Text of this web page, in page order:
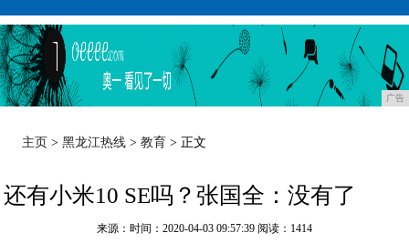
广告
主页 >黑龙江热线 >教育 > 正文
还有小米10 SE吗？张国全：没有了
来源：时间：2020-04-03 09:57:39 阅读：1414